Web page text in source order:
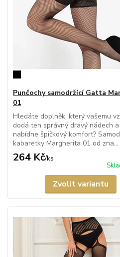
Punčochy samodržící Gatta
01
Hledáte doplněk, který vašemu
dodá ten správný dravý nádech
nabídne špičkový komfort?
kabaretky Margherita 01 od zna...
264 Kč/ks
Zvolit variantu